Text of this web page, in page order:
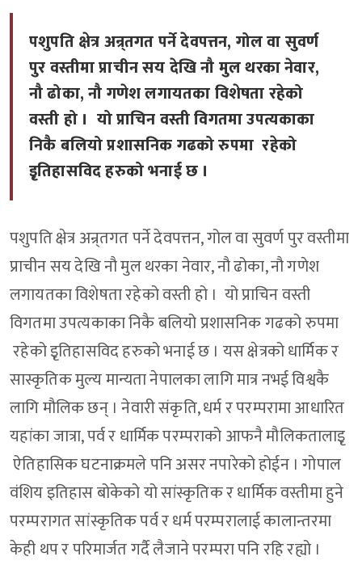
पशुपति क्षेत्र अन्र्तगत पर्ने देवपत्तन, गोल वा सुवर्ण
पुर वस्तीमा प्राचीन सय देखि नौ मुल थरका नेवार,
नौ ढोका, नौ गणेश लगायतका विशेषता रहेको
वस्ती हो । यो प्राचिन वस्ती विगतमा उपत्यकाका
निकै बलियो प्रशासनिक गढको रुपमा रहेको
इृतिहासविद हरुको भनाई छ ।
पशुपति क्षेत्र अन्र्तगत पर्ने देवपत्तन, गोल वा सुवर्ण पुर वस्तीमा
प्राचीन सय देखि नौ मुल थरका नेवार, नौ ढोका, नौ गणेश
लगायतका विशेषता रहेको वस्ती हो । यो प्राचिन वस्ती
विगतमा उपत्यकाका निकै बलियो प्रशासनिक गढको रुपमा
रहेको इृतिहासविद हरुको भनाई छ । यस क्षेत्रको धार्मिक र
सास्कृतिक मुल्य मान्यता नेपालका लागि मात्र नभई विश्वकै
लागि मौलिक छन् । नेवारी संकृति, धर्म र परम्परामा आधारित
यहांका जात्रा, पर्व र धार्मिक परम्पराको आफनै मौलिकतालाइृ
ऐतिहासिक घटनाक्रमले पनि असर नपारेको होईन । गोपाल
वंशिय इतिहास बोकेको यो सांस्कृतिक र धार्मिक वस्तीमा हुने
परम्परागत सांस्कृतिक पर्व र धर्म परम्परालाई कालान्तरमा
केही थप र परिमार्जत गर्दै लैजाने परम्परा पनि रहि रह्यो ।